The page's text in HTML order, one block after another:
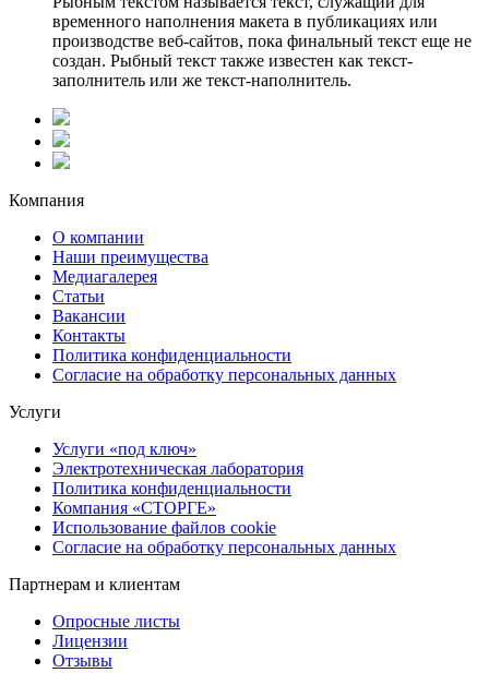
временного наполнения макета в публикациях или
производстве веб-сайтов, пока финальный текст еще не
создан. Рыбный текст также известен как текст-
заполнитель или же текст-наполнитель.
Компания
О компании
Наши преимущества
Медиагалерея
Статьи
Вакансии
Контакты
Политика конфиденциальности
Согласие на обработку персональных данных
Услуги
Услуги «под ключ»
Электротехническая лаборатория
Политика конфиденциальности
Компания «СТОРГЕ»
Использование файлов cookie
Согласие на обработку персональных данных
Партнерам и клиентам
Опросные листы
Лицензии
Отзывы